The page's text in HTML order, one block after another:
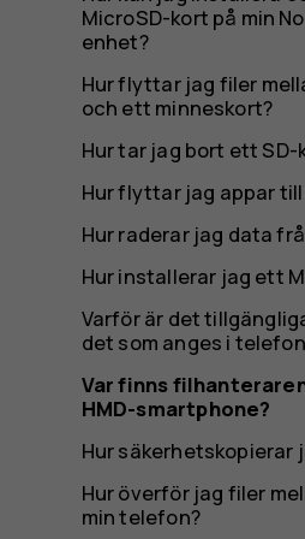
MicroSD-kort på min
enhet?
Hur flyttar jag filer
och ett minneskort?
Hur tar jag bort ett
Hur flyttar jag appar
Hur raderar jag data
Hur installerar jag ett
Varför är det
det som anges i
Var finns
HMD-smartphone?
Hur säkerhetskopierar
Hur överför jag filer
min telefon?